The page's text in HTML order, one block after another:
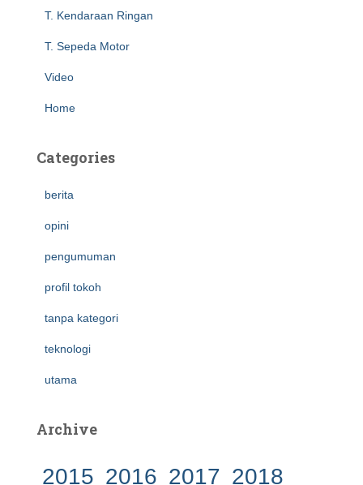
T. Kendaraan Ringan
T. Sepeda Motor
Video
Home
Categories
berita
opini
pengumuman
profil tokoh
tanpa kategori
teknologi
utama
Archive
2015 2016 2017 2018